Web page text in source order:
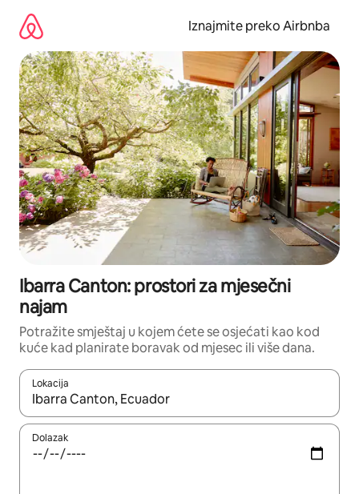
sadržaj
Iznajmite preko Airbnba
Ibarra Canton: prostori za mjesečni
najam
Potražite smještaj u kojem ćete se osjećati kao kod
kuće kad planirate boravak od mjesec ili više dana.
Lokacija
Kada budu dostupni rezultati, moći ćete ih pregledati
Dolazak